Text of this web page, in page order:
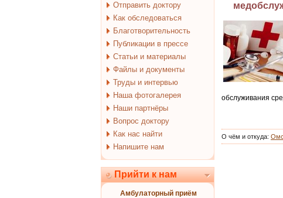
Отправить доктору
Как обследоваться
Благотворительность
Публикации в прессе
Статьи и материалы
Файлы и документы
Труды и интервью
Наша фотогалерея
Наши партнёры
Вопрос доктору
Как нас найти
Напишите нам
Прийти к нам
Амбулаторный приём
обслуживания
О чём и откуда: